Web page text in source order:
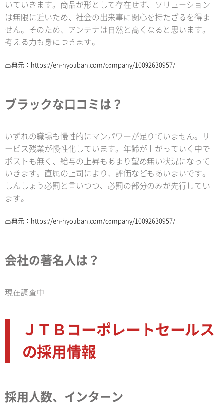
いていきます。商品が形として存在せず、ソリューション
は無限に近いため、社会の出来事に関心を持たざるを得ま
せん。そのため、アンテナは自然と高くなると思います。
考える力も身につきます。
出典元： https://en-hyouban.com/company/10092630957/
ブラックな口コミは？
いずれの職場も慢性的にマンパワーが足りていません。サ
ービス残業が慢性化しています。年齢が上がっていく中で
ポストも無く、給与の上昇もあまり望め無い状況になって
いきます。直属の上司により、評価などもあいまいです。
しんしょう必罰と言いつつ、必罰の部分のみが先行してい
ます。
出典元： https://en-hyouban.com/company/10092630957/
会社の著名人は？
現在調査中
ＪＴＢコーポレートセールス
の採用情報
採用人数、インターン